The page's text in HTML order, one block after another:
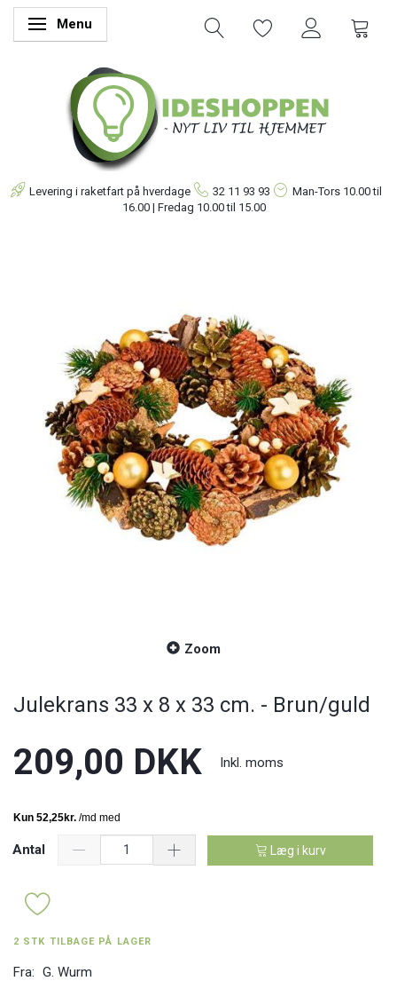
Skifte navigation
Menu
Levering i raketfart på hverdage 32 11 93 93 Man-Tors 10.00 til
16.00 | Fredag 10.00 til 15.00
Zoom
Julekrans 33 x 8 x 33 cm. - Brun/guld
209,00 DKK Inkl. moms
Antal Læg i kurv
2 STK TILBAGE PÅ LAGER
Fra: G. Wurm